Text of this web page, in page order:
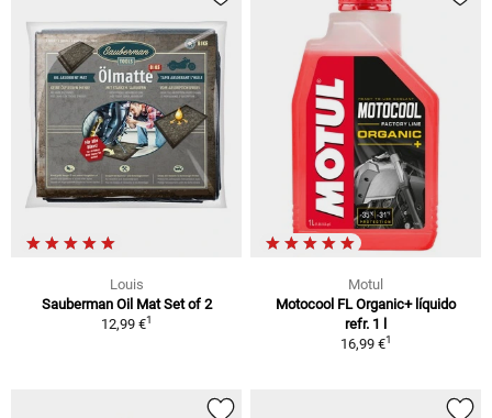
Louis
Sauberman Oil Mat Set of 2
12,99 €1
Motul
Motocool FL Organic+ líquido
refr. 1 l
16,99 €1